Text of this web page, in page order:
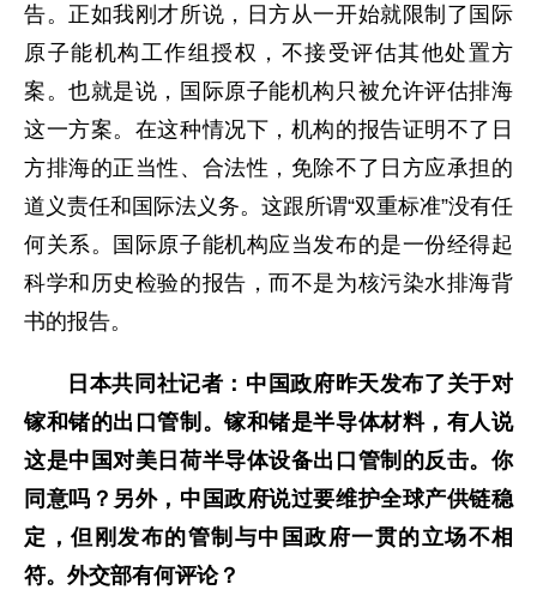
告。正如我刚才所说，日方从一开始就限制了国际
原子能机构工作组授权，不接受评估其他处置方
案。也就是说，国际原子能机构只被允许评估排海
这一方案。在这种情况下，机构的报告证明不了日
方排海的正当性、合法性，免除不了日方应承担的
道义责任和国际法义务。这跟所谓“双重标准”没有任
何关系。国际原子能机构应当发布的是一份经得起
科学和历史检验的报告，而不是为核污染水排海背
书的报告。
日本共同社记者：中国政府昨天发布了关于对
镓和锗的出口管制。镓和锗是半导体材料，有人说
这是中国对美日荷半导体设备出口管制的反击。你
同意吗？另外，中国政府说过要维护全球产供链稳
定，但刚发布的管制与中国政府一贯的立场不相
符。外交部有何评论？